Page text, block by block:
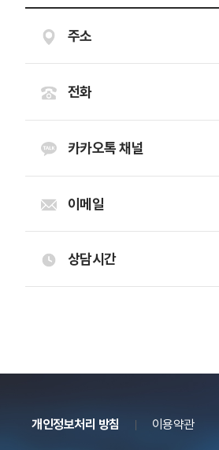
주소
전화
카카오톡 채널
이메일
상담시간
개인정보처리 방침 이용약관